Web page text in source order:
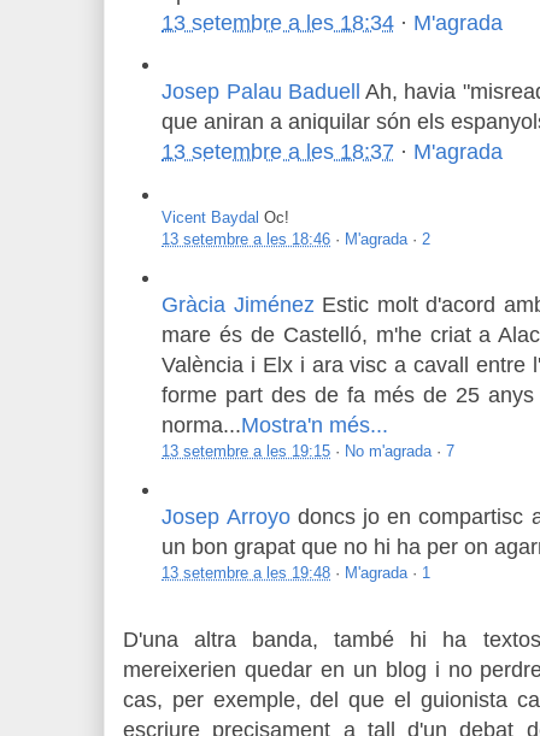
13 setembre a les 18:34 · M'agrada
Josep Palau Baduell
Ah, havia
que aniran a aniquilar són els
13 setembre a les 18:37 · M'agrada
Vicent Baydal Oc!
13 setembre a les 18:46 · M'agrada·2
Gràcia Jiménez Estic molt d'acord
mare és de Castelló, m'he criat a
València i Elx i ara visc a cavall entre
forme part des de fa més de 25
norma...Mostra'n més...
13 setembre a les 19:15 · No m'agrada ·7
Josep Arroyo doncs jo en compartisc
un bon grapat que no hi ha per on
13 setembre a les 19:48 · M'agrada · 1
D'una altra banda, també hi ha
mereixerien quedar en un blog i no
cas, per exemple, del que el guionista
escriure precisament a tall d'un debat